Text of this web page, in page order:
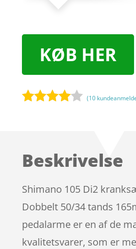
KØB HER
på
ømmels
er
(10
Beskrivelse
Shimano 105 Di2
Dobbelt 50/34 tands
pedalarme er en af de
kvalitetsvarer, som er